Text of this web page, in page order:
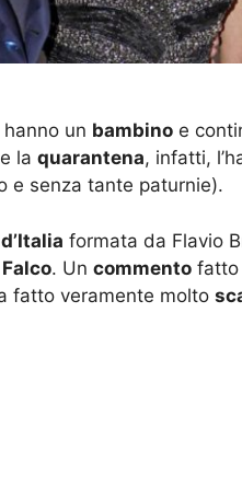
un bambino e
la quarantena, infatti,
e senza tante paturnie).
d’Italia formata da Flavio
Falco. Un commento fatto
fatto veramente molto